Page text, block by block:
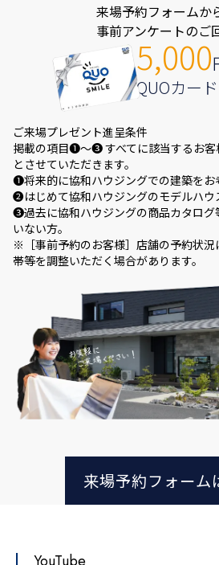
5,000
QUOカー
来場予約フォームか
事前アンケートのご
ご来場プレゼント進呈条件
掲載の項目❶～❸ すべてに該当するお客
とさせていただきます。
❶将来的に協和ハウジングでの建築をお
❷はじめて協和ハウジングのモデルハウ
❸過去に協和ハウジングの商品カタログ
いない方。
※［事前予約のお客様］店舗の予約状況
帯等を調整いただく場合があります。
来場予約フォーム